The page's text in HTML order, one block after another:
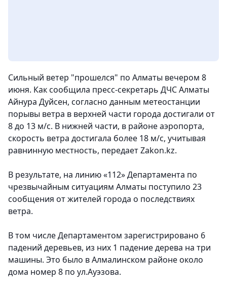
Сильный ветер "прошелся" по Алматы вечером 8
июня. Как сообщила пресс-секретарь ДЧС Алматы
Айнура Дуйсен, согласно данным метеостанции
порывы ветра в верхней части города достигали от
8 до 13 м/с. В нижней части, в районе аэропорта,
скорость ветра достигала более 18 м/с, учитывая
равнинную местность, передает Zakon.kz.
В результате, на линию «112» Департамента по
чрезвычайным ситуациям Алматы поступило 23
сообщения от жителей города о последствиях
ветра.
В том числе Департаментом зарегистрировано 6
падений деревьев, из них 1 падение дерева на три
машины. Это было в Алмалинском районе около
дома номер 8 по ул.Ауэзова.